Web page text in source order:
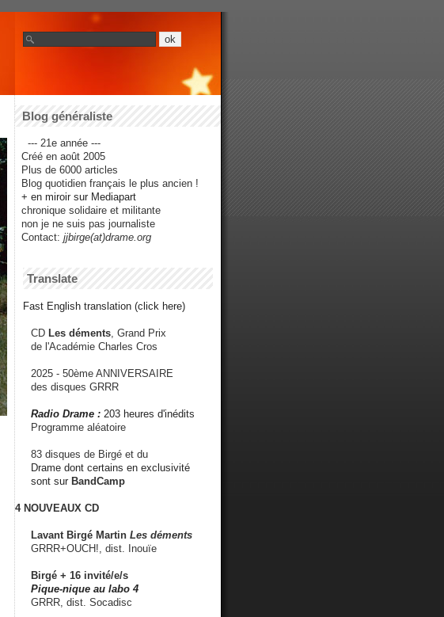
Blog généraliste
--- 21e année ---
Créé en août 2005
Plus de 6000 articles
Blog quotidien français le plus ancien !
+ en miroir sur Mediapart
chronique solidaire et militante
non je ne suis pas journaliste
Contact: jjbirge(at)drame.org
Translate
Fast English translation (click here)
CD Les déments , Grand Prix
de l'Académie Charles Cros
2025 - 50ème ANNIVERSAIRE
des disques GRRR
Radio Drame : 203 heures d'inédits
Programme aléatoire
83 disques de Birgé et du
Drame dont certains en exclusivité
sont sur BandCamp
4 NOUVEAUX CD
Lavant Birgé Martin Les déments
GRRR+OUCH!, dist. Inouïe
Birgé + 16 invité/e/s
Pique-nique au labo 4
GRRR, dist. Socadisc